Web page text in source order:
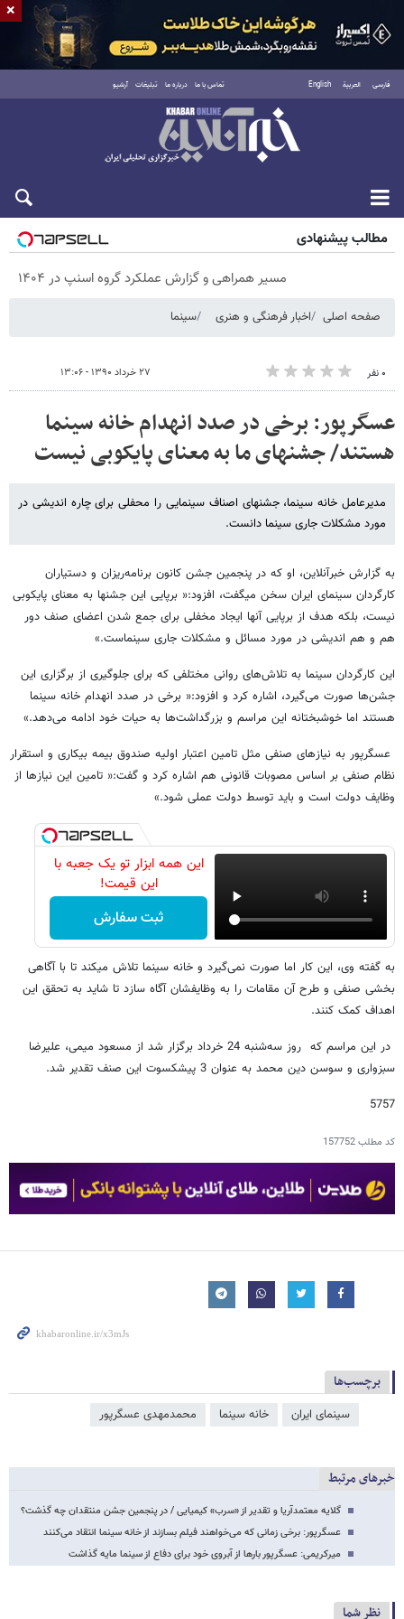
فارسی العربية English تماس با ما درباره ما تبلیغات آرشیو
جمعه ۱۶ مرداد ۱۴۰۵
مطالب پیشنهادی
مسیر همراهی و گزارش عملکرد گروه اسنپ در ۱۴۰۴
صفحه اصلی اخبار فرهنگی و هنری سینما
۰ نفر ۲۷ خرداد ۱۳۹۰ - ۱۳:۰۶
عسگرپور: برخی در صدد انهدام خانه سینما
هستند/ جشن​های ما به معنای پایکوبی نیست
مدیرعامل خانه سینما، جشن​های اصناف سینمایی را محفلی برای چاره اندیشی در
مورد مشکلات جاری سینما دانست.
به گزارش خبرآنلاین، او که در پنجمین جشن کانون برنامه‌ریزان و دستیاران
کارگردان سینمای ایران سخن می​گفت، افزود:« برپایی این جشن​ها به معنای پایکوبی
نیست، بلکه هدف از برپایی آن​ها ایجاد مخفلی برای جمع شدن اعضای صنف دور
هم و هم اندیشی در مورد مسائل و مشکلات جاری سینماست.»
این کارگردان سینما به تلاش‌های روانی مختلفی که برای جلوگیری از برگزاری این
جشن‌ها صورت می‌گیرد، اشاره کرد و افزود:« برخی در صدد انهدام خانه سینما
هستند اما خوشبختانه این مراسم و بزرگداشت‌ها به حیات خود ادامه می‌دهد.»
عسگرپور به نیازهای صنفی مثل تامین اعتبار اولیه صندوق بیمه بیکاری و استقرار
نظام صنفی بر اساس مصوبات قانونی هم اشاره کرد و گفت:« تامین این نیاز​ها از
وظایف دولت است و باید توسط دولت عملی شود.»
این همه ابزار تو یک جعبه با
این قیمت!
ثبت سفارش
به گفته وی، این کار اما صورت نمی‌گیرد و خانه سینما تلاش می​کند تا با آگاهی
بخشی صنفی و طرح آن مقامات را به وظایفشان آگاه سازد تا شاید به تحقق این
اهداف کمک کنند.
در این مراسم که روز سه‌شنبه 24 خرداد برگزار شد از مسعود میمی، علیرضا
سبزواری و سوسن دین محمد به عنوان 3 پیشکسوت این صنف تقدیر شد.
5757
کد مطلب157752
برچسب‌ها
سینمای ایران خانه سینما محمدمهدی عسگرپور
خبرهای مرتبط
گلایه‌ معتمدآریا و تقدیر از «سرب» کیمیایی / در پنجمین جشن منتقدان چه گذشت؟
عسگرپور: برخی زمانی که می‌خواهند فیلم بسازند از خانه سینما انتقاد می‌کنند
میرکریمی: عسگرپور بارها از آبروی خود برای دفاع از سینما مایه گذاشت
نظر شما
×